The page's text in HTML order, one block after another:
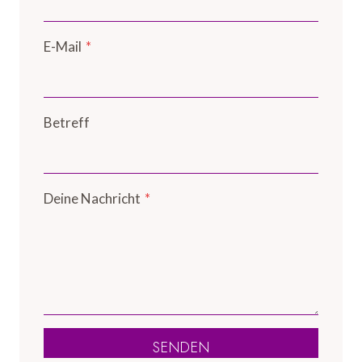
E-Mail *
Betreff
Deine Nachricht *
SENDEN